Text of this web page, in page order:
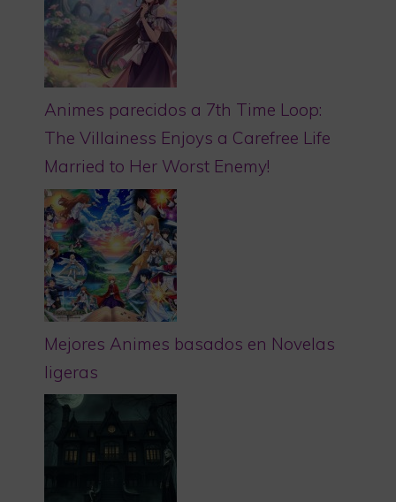
Animes parecidos a 7th Time Loop:
The Villainess Enjoys a Carefree Life
Married to Her Worst Enemy!
Mejores Animes basados en Novelas
ligeras